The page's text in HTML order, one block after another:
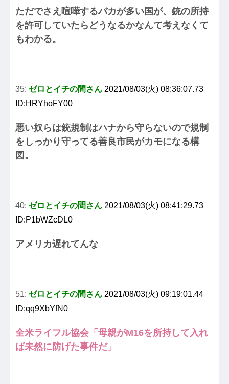
ただでさえ喧嘩するバカが多い国が、銃の所持
を許可していたらどうなるかなんて考えなくて
もわかる。
35: ゼロとイチの間さん 2021/08/03(火) 08:36:07.73
ID:HRYhoFY00
悪い奴らは銃規制はハナから守らないので規制
をしっかり守ってる善良市民がカモになる構
図。
40: ゼロとイチの間さん 2021/08/03(火) 08:41:29.73
ID:P1bWZcDL0
アメリカ遅れてんな
51: ゼロとイチの間さん 2021/08/03(火) 09:19:01.44
ID:qq9XbYfN0
全米ライフル協会「母親がM16を所持して入れ
ば未然に防げた事件だ」